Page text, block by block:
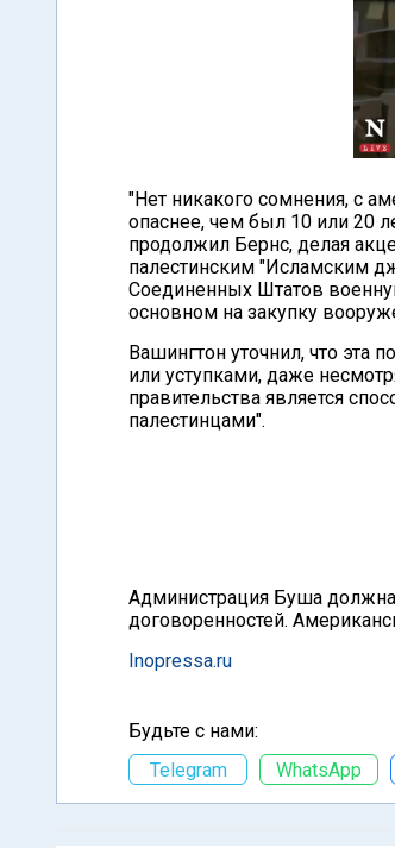
"Нет никакого сомнения, с
опаснее, чем был 10 или 20
продолжил Бернс, делая
палестинским "Исламским
Соединенных Штатов
основном на закупку
Вашингтон уточнил, что эта
или уступками, даже
правительства является
палестинцами".
Администрация Буша должна
договоренностей.
Inopressa.ru
Будьте с нами:
Telegram
WhatsApp